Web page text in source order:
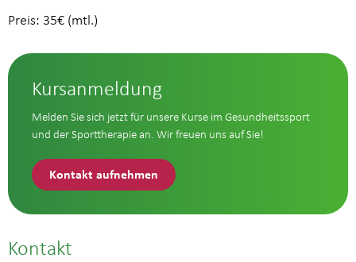
Preis: 35€ (mtl.)
Kursanmeldung
Melden Sie sich jetzt für unsere Kurse im Gesundheitssport
und der Sporttherapie an. Wir freuen uns auf Sie!
Kontakt aufnehmen
Kontakt